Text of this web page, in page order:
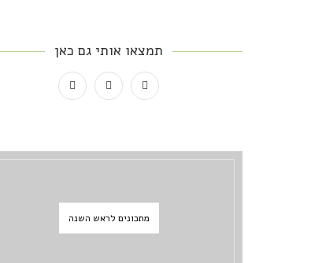
תמצאו אותי גם כאן
מתכונים לראש השנה